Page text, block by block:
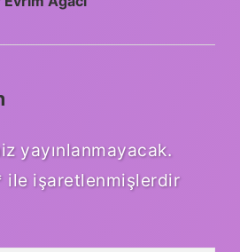
yayınlanmayacak.
ile işaretlenmişlerdir